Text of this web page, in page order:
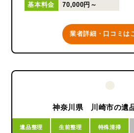
寄り添っていきます。
基本料金
70,000円～
業者詳細・口コミは
神奈川県 川崎市の遺
遺品整理 生前整理 特殊清掃